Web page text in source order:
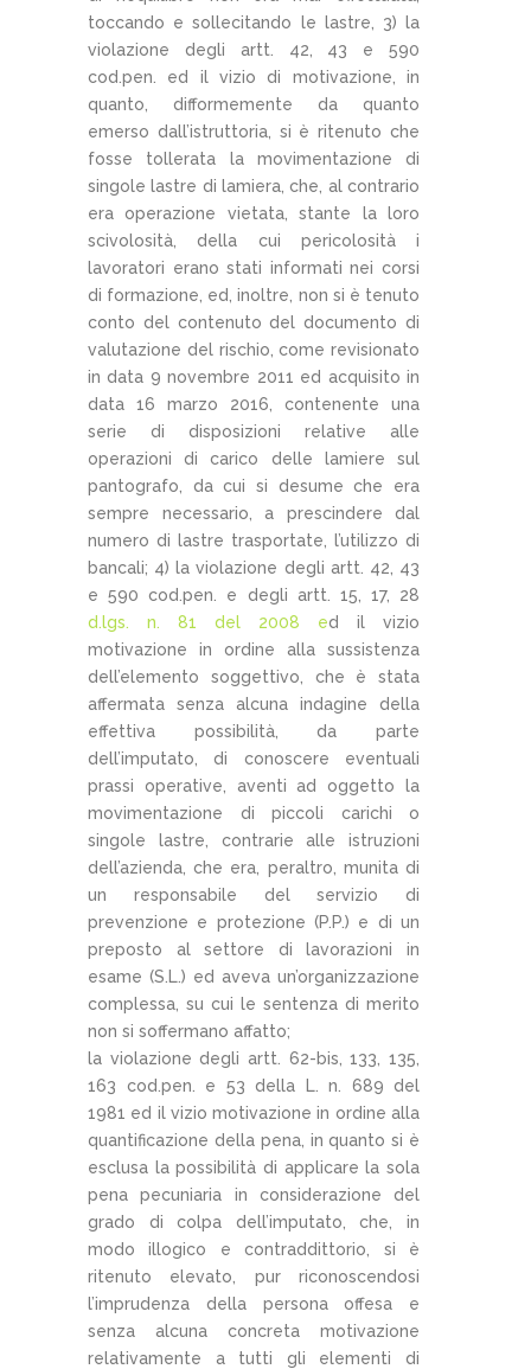
toccando e sollecitando le lastre, 3) la
violazione degli artt. 42, 43 e 590
cod.pen. ed il vizio di motivazione, in
quanto, difformemente da quanto
emerso dall’istruttoria, si è ritenuto che
fosse tollerata la movimentazione di
singole lastre di lamiera, che, al contrario
era operazione vietata, stante la loro
scivolosità, della cui pericolosità i
lavoratori erano stati informati nei corsi
di formazione, ed, inoltre, non si è tenuto
conto del contenuto del documento di
valutazione del rischio, come revisionato
in data 9 novembre 2011 ed acquisito in
data 16 marzo 2016, contenente una
serie di disposizioni relative alle
operazioni di carico delle lamiere sul
pantografo, da cui si desume che era
sempre necessario, a prescindere dal
numero di lastre trasportate, l’utilizzo di
bancali; 4) la violazione degli artt. 42, 43
e 590 cod.pen. e degli artt. 15, 17, 28
d.lgs. n. 81 del 2008 ed il vizio
motivazione in ordine alla sussistenza
dell’elemento soggettivo, che è stata
affermata senza alcuna indagine della
effettiva possibilità, da parte
dell’imputato, di conoscere eventuali
prassi operative, aventi ad oggetto la
movimentazione di piccoli carichi o
singole lastre, contrarie alle istruzioni
dell’azienda, che era, peraltro, munita di
un responsabile del servizio di
prevenzione e protezione (P.P.) e di un
preposto al settore di lavorazioni in
esame (S.L.) ed aveva un’organizzazione
complessa, su cui le sentenza di merito
non si soffermano affatto;
la violazione degli artt. 62-bis, 133, 135,
163 cod.pen. e 53 della L. n. 689 del
1981 ed il vizio motivazione in ordine alla
quantificazione della pena, in quanto si è
esclusa la possibilità di applicare la sola
pena pecuniaria in considerazione del
grado di colpa dell’imputato, che, in
modo illogico e contraddittorio, si è
ritenuto elevato, pur riconoscendosi
l’imprudenza della persona offesa e
senza alcuna concreta motivazione
relativamente a tutti gli elementi di